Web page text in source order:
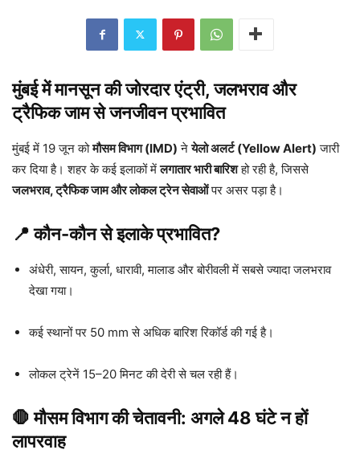
मुंबई में मानसून की जोरदार एंट्री, जलभराव और
ट्रैफिक जाम से जनजीवन प्रभावित
मुंबई में 19 जून कोमौसम विभाग (IMD) नेयेलो अलर्ट (Yellow Alert) जारी
कर दिया है। शहर के कई इलाकों मेंलगातार भारी बारिशहो रही है, जिससे
जलभराव, ट्रैफिक जाम और लोकल ट्रेन सेवाओंपर असर पड़ा है।
📍 कौन-कौन से इलाके प्रभावित?
अंधेरी, सायन, कुर्ला, धारावी, मालाड और बोरीवली में सबसे ज्यादा जलभराव
देखा गया।
कई स्थानों पर 50 mm से अधिक बारिश रिकॉर्ड की गई है।
लोकल ट्रेनें 15–20 मिनट की देरी से चल रही हैं।
🛑 मौसम विभाग की चेतावनी: अगले 48 घंटे न हों
लापरवाह